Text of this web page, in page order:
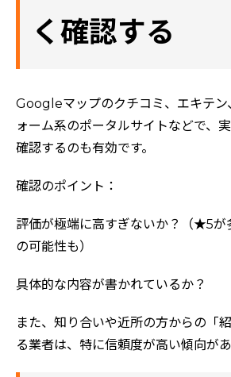
く確認する
Googleマップのクチコミ、エキテン
ォーム系のポータルサイトなどで、
確認するのも有効です。
確認のポイント：
評価が極端に高すぎないか？（★5が
の可能性も）
具体的な内容が書かれているか？
また、知り合いや近所の方からの「
る業者は、特に信頼度が高い傾向があ